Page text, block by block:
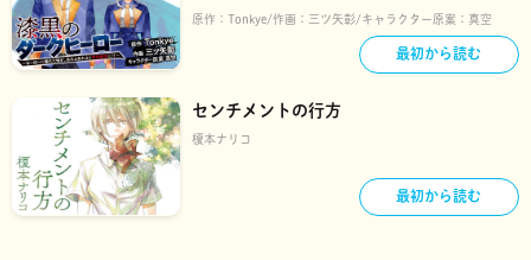
原作： Tonkye 作画： 三ツ矢彰 キャラクター原案： 真空
最初から読む
センチメントの行方
榎本ナリコ
最初から読む